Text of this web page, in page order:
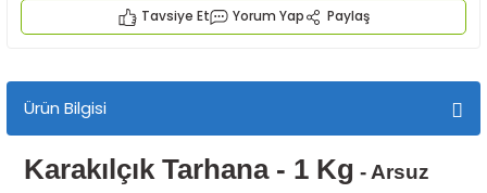
Tavsiye Et Yorum Yap Paylaş
Ürün Bilgisi
Karakılçık Tarhana - 1 Kg - Arsuz